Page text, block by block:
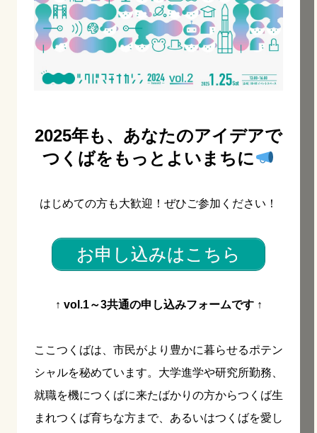
2025年も、あなたのアイデアで
つくばをもっとよいまちに
はじめての方も大歓迎！ぜひご参加ください！
お申し込みはこちら
↑ vol.1～3共通の申し込みフォームです ↑
ここつくばは、市民がより豊かに暮らせるポテン
シャルを秘めています。大学進学や研究所勤務、
就職を機につくばに来たばかりの方からつくば生
まれつくば育ちな方まで、あるいはつくばを愛し